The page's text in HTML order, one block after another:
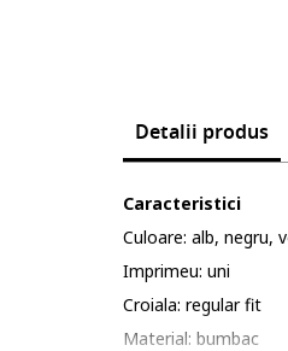
Detalii produs
Caracteristici
Culoare: alb, negru,
Imprimeu: uni
Croiala: regular fit
Material: bumbac